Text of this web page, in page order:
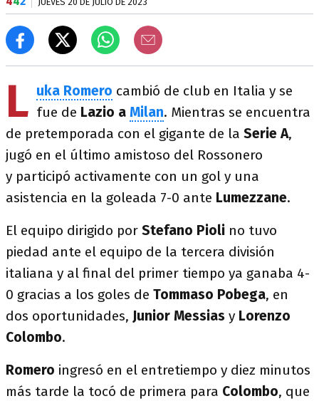
L uka Romero cambió de club en Italia y se
fue de Lazio a Milan. Mientras se encuentra
de pretemporada con el gigante de la Serie A,
jugó en el último amistoso del Rossonero
y participó activamente con un gol y una
asistencia en la goleada 7-0 ante Lumezzane.
El equipo dirigido por Stefano Pioli no tuvo
piedad ante el equipo de la tercera división
italiana y al final del primer tiempo ya ganaba 4-
0 gracias a los goles de Tommaso Pobega, en
dos oportunidades, Junior Messias y Lorenzo
Colombo.
Romero ingresó en el entretiempo y diez minutos
más tarde la tocó de primera para Colombo, que